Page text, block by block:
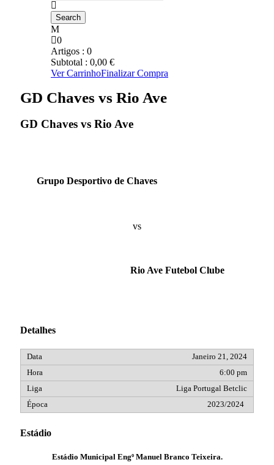
0
Artigos : 0
Subtotal : 0,00 €
Ver CarrinhoFinalizar Compra
GD Chaves vs Rio Ave
GD Chaves vs Rio Ave
Grupo Desportivo de Chaves
vs
Rio Ave Futebol Clube
Detalhes
Janeiro 21, 2024
6:00 pm
Liga Portugal Betclic
2023/2024
Estádio
Estádio Municipal Engº Manuel Branco Teixeira.